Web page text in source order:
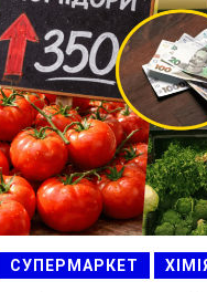
СУПЕРМАРКЕТ